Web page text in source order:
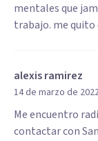
mentales que
trabajo. me
alexis ramirez
14 de marzo de
Me encuentro
contactar con